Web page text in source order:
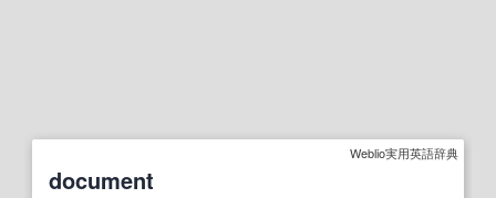
Weblio実用英語辞典
document